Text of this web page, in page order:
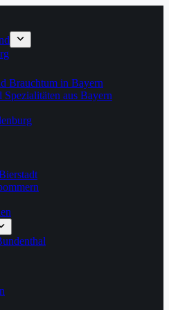
Brauchtum in Bayern
Spezialitäten aus Bayern